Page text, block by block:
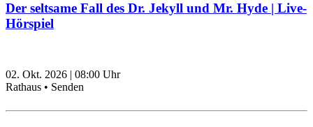
Der seltsame Fall des Dr. Jekyll und Mr. Hyde | Live-
Hörspiel
02. Okt. 2026 | 08:00 Uhr
Rathaus • Senden